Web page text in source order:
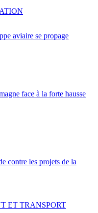
aviaire se propage
face à la forte hausse
contre les projets de la
ET TRANSPORT